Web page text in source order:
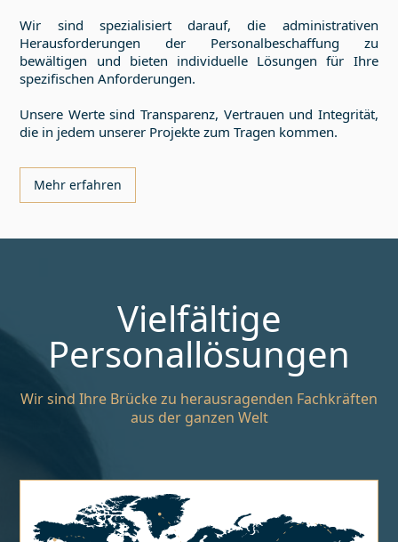
Wir sind spezialisiert darauf, die administrativen
Herausforderungen der Personalbeschaffung zu
bewältigen und bieten individuelle Lösungen für Ihre
spezifischen Anforderungen.
Unsere Werte sind Transparenz, Vertrauen und Integrität,
die in jedem unserer Projekte zum Tragen kommen.
Mehr erfahren
Vielfältige
Personallösungen
Wir sind Ihre Brücke zu herausragenden Fachkräften
aus der ganzen Welt